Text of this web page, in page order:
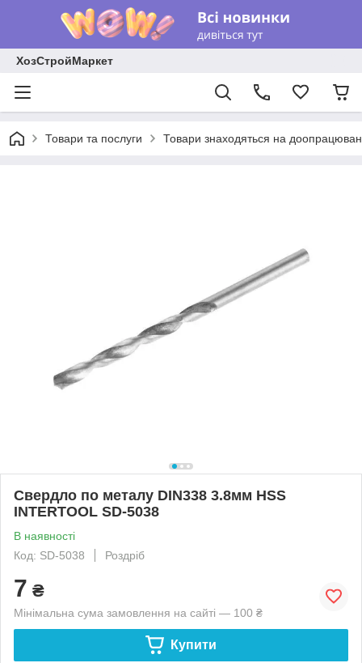
ХозСтройМаркет
Товари та послуги Товари знаходяться на
Свердло по металу DIN338 3.8мм HSS
INTERTOOL SD-5038
В наявності
Код: SD-5038
Роздріб
7 ₴
Мінімальна сума замовлення на сайті — 100 ₴
Купити